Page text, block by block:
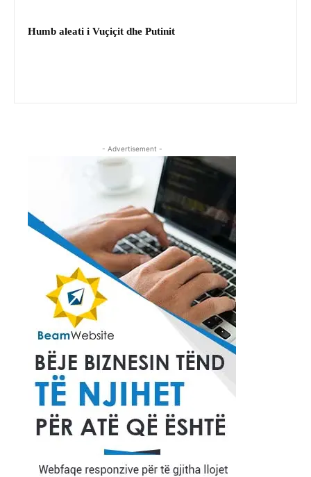
Humb aleati i Vuçiçit dhe Putinit
- Advertisement -